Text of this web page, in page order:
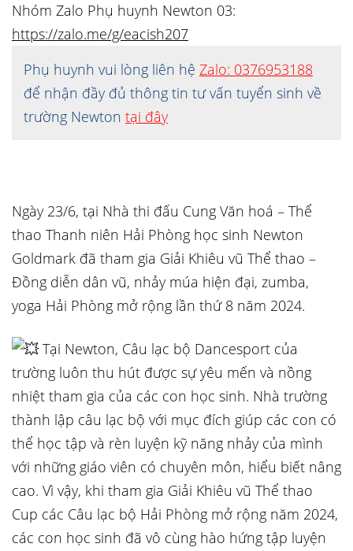
Nhóm Zalo Phụ huynh Newton 03:
https://zalo.me/g/eacish207
Phụ huynh vui lòng liên hệ Zalo: 0376953188
để nhận đầy đủ thông tin tư vấn tuyển sinh về
trường Newton tại đây
Ngày 23/6, tại Nhà thi đấu Cung Văn hoá – Thể
thao Thanh niên Hải Phòng học sinh Newton
Goldmark đã tham gia Giải Khiêu vũ Thể thao –
Đồng diễn dân vũ, nhảy múa hiện đại, zumba,
yoga Hải Phòng mở rộng lần thứ 8 năm 2024.
Tại Newton, Câu lạc bộ Dancesport của
trường luôn thu hút được sự yêu mến và nồng
nhiệt tham gia của các con học sinh. Nhà trường
thành lập câu lạc bộ với mục đích giúp các con có
thể học tập và rèn luyện kỹ năng nhảy của mình
với những giáo viên có chuyên môn, hiểu biết nâng
cao. Vì vậy, khi tham gia Giải Khiêu vũ Thể thao
Cup các Câu lạc bộ Hải Phòng mở rộng năm 2024,
các con học sinh đã vô cùng hào hứng tập luyện